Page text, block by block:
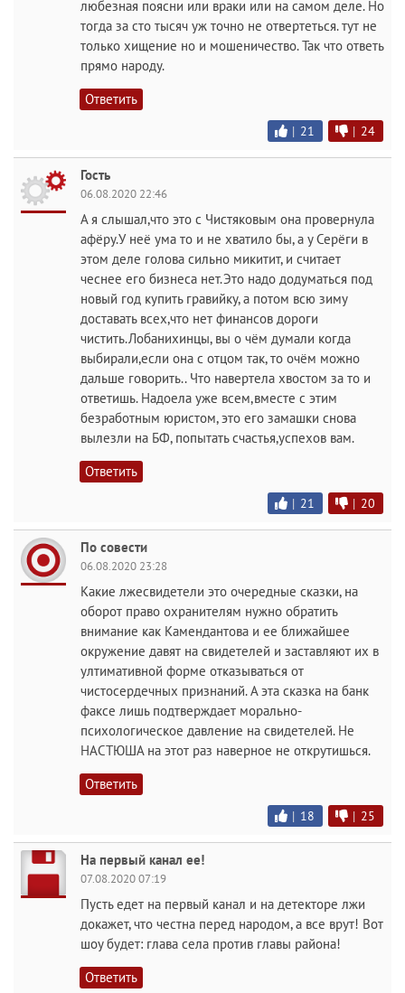
любезная поясни или враки или на самом деле. Но
тогда за сто тысяч уж точно не отвертеться. тут не
только хищение но и мошеничество. Так что ответь
прямо народу.
Ответить
| 21 | 24
Гость
06.08.2020 22:46
А я слышал,что это с Чистяковым она провернула
афёру.У неё ума то и не хватило бы, а у Серёги в
этом деле голова сильно микитит, и считает
чеснее его бизнеса нет.Это надо додуматься под
новый год купить гравийку, а потом всю зиму
доставать всех,что нет финансов дороги
чистить.Лобанихинцы, вы о чём думали когда
выбирали,если она с отцом так, то очём можно
дальше говорить.. Что навертела хвостом за то и
ответишь. Надоела уже всем,вместе с этим
безработным юристом, это его замашки снова
вылезли на БФ, попытать счастья,успехов вам.
Ответить
| 21 | 20
По совести
06.08.2020 23:28
Какие лжесвидетели это очередные сказки, на
оборот право охранителям нужно обратить
внимание как Камендантова и ее ближайшее
окружение давят на свидетелей и заставляют их в
ултимативной форме отказываться от
чистосердечных признаний. А эта сказка на банк
факсе лишь подтверждает морально-
психологическое давление на свидетелей. Не
НАСТЮША на этот раз наверное не открутишься.
Ответить
| 18 | 25
На первый канал ее!
07.08.2020 07:19
Пусть едет на первый канал и на детекторе лжи
докажет, что честна перед народом, а все врут! Вот
шоу будет: глава села против главы района!
Ответить